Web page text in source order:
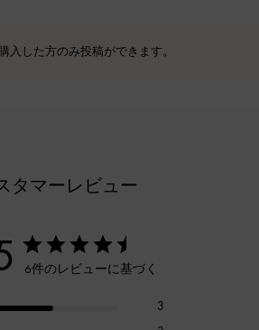
入した方のみ投稿ができます。
タマーレビュー
6件のレビューに基づく
3